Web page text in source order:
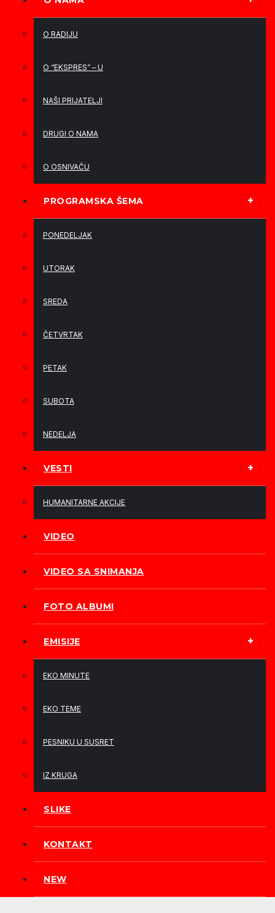
O RADIJU
O “EKSPRES” – U
NAŠI PRIJATELJI
DRUGI O NAMA
O OSNIVAČU
PROGRAMSKA ŠEMA
PONEDELJAK
UTORAK
SREDA
ČETVRTAK
PETAK
SUBOTA
NEDELJA
VESTI
HUMANITARNE AKCIJE
VIDEO
VIDEO SA SNIMANJA
FOTO ALBUMI
EMISIJE
EKO MINUTE
EKO TEME
PESNIKU U SUSRET
IZ KRUGA
SLIKE
KONTAKT
NEW